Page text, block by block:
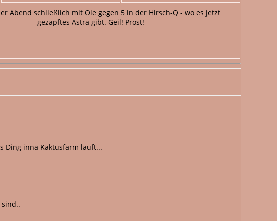
Abend schließlich mit Ole gegen 5 in der Hirsch-Q - wo es jetzt
gezapftes Astra gibt. Geil! Prost!
Ding inna Kaktusfarm läuft...